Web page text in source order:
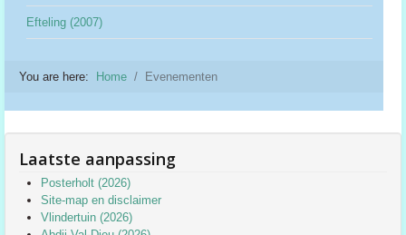
Efteling (2007)
You are here: Home Evenementen
Laatste aanpassing
Posterholt (2026)
Site-map en disclaimer
Vlindertuin (2026)